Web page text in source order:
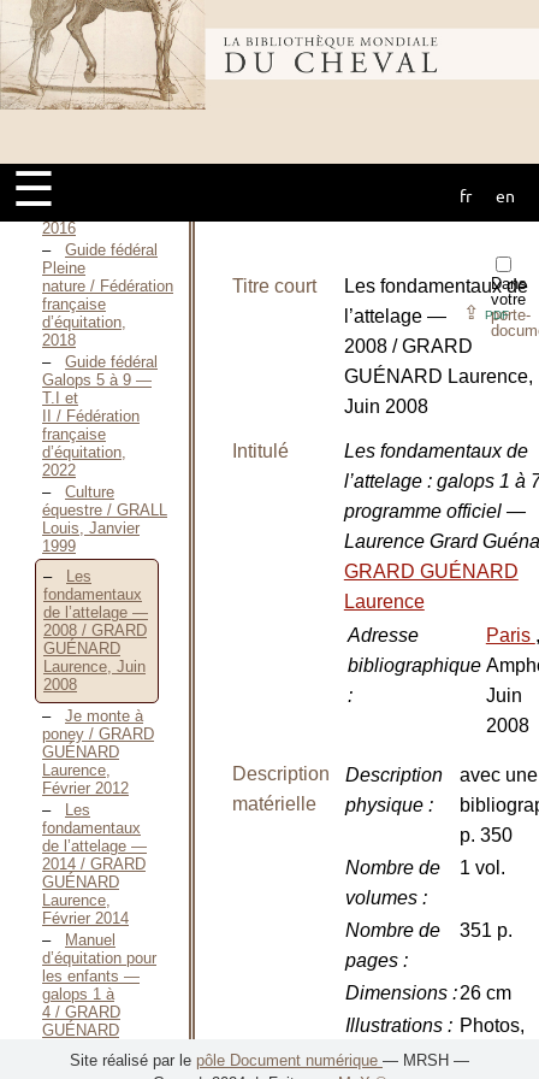
Bibliothèque
mondiale du
cheval
☰ fr en
Décembre 2013
Guide fédéral
Galop
4 / Fédération
française
d’équitation,
poneys / Fédération
française
d’équitation,
2016
Guide fédéral
Pleine
nature / Fédération
française
d’équitation,
2018
Guide fédéral
Galops 5 à 9 —
T.I et
II / Fédération
française
d’équitation,
2022
Culture
équestre / GRALL
Louis, Janvier
1999
Les
fondamentaux
de l’attelage —
2008 / GRARD
GUÉNARD
Laurence, Juin
2008
Je monte à
poney / GRARD
GUÉNARD
Laurence,
Février 2012
Les
fondamentaux
de l’attelage —
2014 / GRARD
GUÉNARD
Laurence,
Février 2014
Manuel
d’équitation pour
les enfants —
galops 1 à
4 / GRARD
GUÉNARD
Manuel
Dans
votre
porte-
⇪ PDF
Titre court
Les fondamentaux de
l’attelage —
2008 / GRARD
GUÉNARD Laurence,
Juin 2008
Intitulé
Les fondamentaux de
l’attelage : galops 1 à
programme officiel —
Laurence Grard
GRARD GUÉNARD
Laurence
Adresse
bibliographique
:
Paris ,
Juin
2008
Description
matérielle
Description
physique:
avec une
p. 350
Nombre de
volumes:
1 vol.
Nombre de
pages:
351 p.
Dimensions:26 cm
Illustrations: Photos,
Site réalisé par le pôle Document numérique — MRSH —